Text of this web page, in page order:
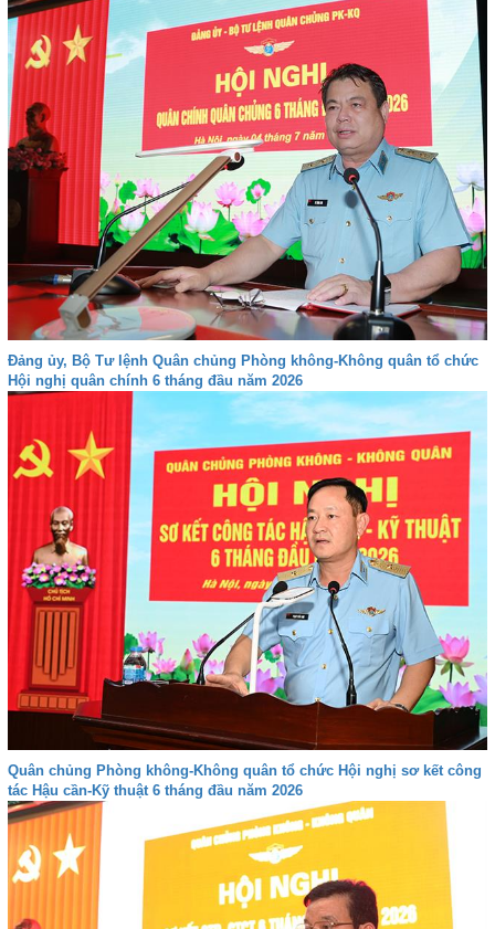
Đảng ủy, Bộ Tư lệnh Quân chủng Phòng không-Không quân tổ chức
Hội nghị quân chính 6 tháng đầu năm 2026
Quân chủng Phòng không-Không quân tổ chức Hội nghị sơ kết công
tác Hậu cần-Kỹ thuật 6 tháng đầu năm 2026